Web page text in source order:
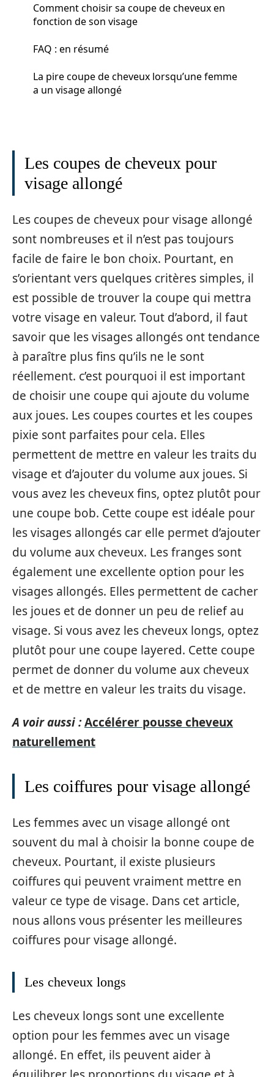
Comment choisir sa coupe de cheveux en
fonction de son visage
FAQ : en résumé
La pire coupe de cheveux lorsqu’une femme
a un visage allongé
Les coupes de cheveux pour
visage allongé
Les coupes de cheveux pour visage allongé
sont nombreuses et il n’est pas toujours
facile de faire le bon choix. Pourtant, en
s’orientant vers quelques critères simples, il
est possible de trouver la coupe qui mettra
votre visage en valeur. Tout d’abord, il faut
savoir que les visages allongés ont tendance
à paraître plus fins qu’ils ne le sont
réellement. c’est pourquoi il est important
de choisir une coupe qui ajoute du volume
aux joues. Les coupes courtes et les coupes
pixie sont parfaites pour cela. Elles
permettent de mettre en valeur les traits du
visage et d’ajouter du volume aux joues. Si
vous avez les cheveux fins, optez plutôt pour
une coupe bob. Cette coupe est idéale pour
les visages allongés car elle permet d’ajouter
du volume aux cheveux. Les franges sont
également une excellente option pour les
visages allongés. Elles permettent de cacher
les joues et de donner un peu de relief au
visage. Si vous avez les cheveux longs, optez
plutôt pour une coupe layered. Cette coupe
permet de donner du volume aux cheveux
et de mettre en valeur les traits du visage.
A voir aussi :Accélérer pousse cheveux
naturellement
Les coiffures pour visage allongé
Les femmes avec un visage allongé ont
souvent du mal à choisir la bonne coupe de
cheveux. Pourtant, il existe plusieurs
coiffures qui peuvent vraiment mettre en
valeur ce type de visage. Dans cet article,
nous allons vous présenter les meilleures
coiffures pour visage allongé.
Les cheveux longs
Les cheveux longs sont une excellente
option pour les femmes avec un visage
allongé. En effet, ils peuvent aider à